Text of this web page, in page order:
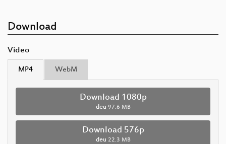
Download
Video
MP4 WebM
Download 1080p
deu 97.6 MB
Download 576p
deu 22.3 MB